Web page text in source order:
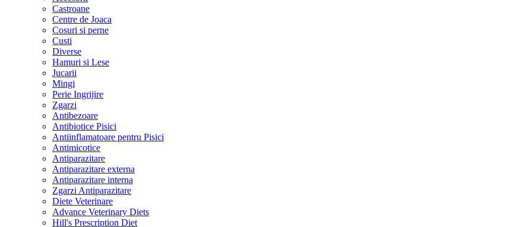
Castroane
Centre de Joaca
Cosuri si perne
Custi
Diverse
Hamuri si Lese
Jucarii
Mingi
Perie Ingrijire
Zgarzi
Antibezoare
Antibiotice Pisici
Antiinflamatoare pentru Pisici
Antimicotice
Antiparazitare
Antiparazitare externa
Antiparazitare interna
Zgarzi Antiparazitare
Diete Veterinare
Advance Veterinary Diets
Hill's Prescription Diet